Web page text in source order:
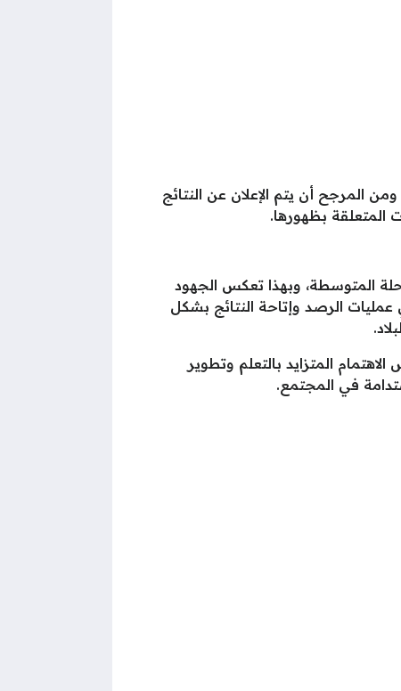
المرجح أن يتم الإعلان عن النتائج
المتعلقة بظهورها.
إلى المرحلة المتوسطة، وبهذا تعكس الجهود
عمليات الرصد وإتاحة النتائج بشكل
المتزايد بالتعلم وتطوير
في المجتمع.